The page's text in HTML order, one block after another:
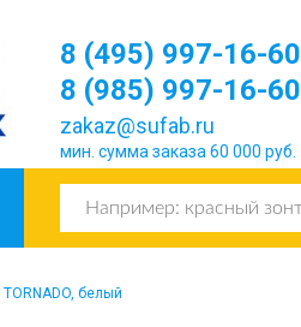
8 (495) 997-16-60
8 (985) 997-16-60
zakaz@sufab.ru
мин. сумма заказа 60 000 руб.
белый